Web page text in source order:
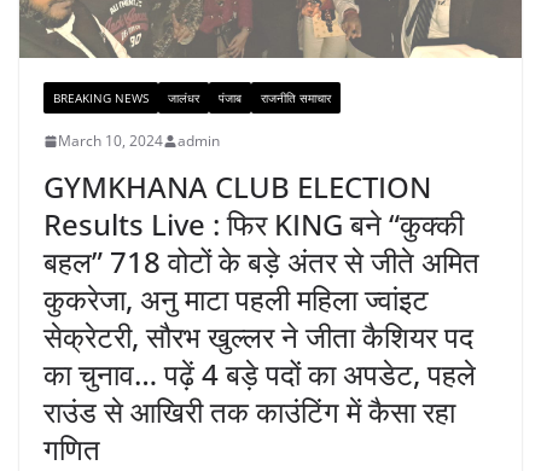
BREAKING NEWS जालंधर पंजाब राजनीति समाचार
March 10, 2024 admin
GYMKHANA CLUB ELECTION
Results Live : फिर KING बने “कुक्की
बहल” 718 वोटों के बड़े अंतर से जीते अमित
कुकरेजा, अनु माटा पहली महिला ज्वांइट
सेक्रेटरी, सौरभ खुल्लर ने जीता कैशियर पद
का चुनाव… पढ़ें 4 बड़े पदों का अपडेट, पहले
राउंड से आखिरी तक काउंटिंग में कैसा रहा
गणित